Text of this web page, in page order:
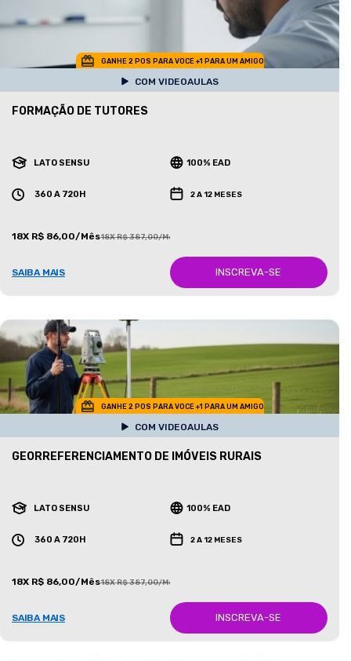
GANHE 2 POS PARA VOCE +1 PARA UM AMIGO
COM VIDEOAULAS
FORMAÇÃO DE TUTORES
LATO SENSU 100% EAD
360 A 720H 2 A 12 MESES
18X R$ 86,00/Mês18X R$ 387,00/Mês
SAIBA MAIS INSCREVA-SE
GANHE 2 POS PARA VOCE +1 PARA UM AMIGO
COM VIDEOAULAS
GEORREFERENCIAMENTO DE IMÓVEIS RURAIS
LATO SENSU 100% EAD
360 A 720H 2 A 12 MESES
18X R$ 86,00/Mês18X R$ 387,00/Mês
SAIBA MAIS INSCREVA-SE